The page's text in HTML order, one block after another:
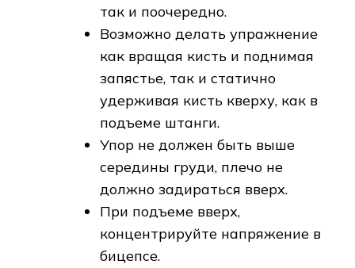
так и поочередно.
Возможно делать упражнение
как вращая кисть и поднимая
запястье, так и статично
удерживая кисть кверху, как в
подъеме штанги.
Упор не должен быть выше
середины груди, плечо не
должно задираться вверх.
При подъеме вверх,
концентрируйте напряжение в
бицепсе.